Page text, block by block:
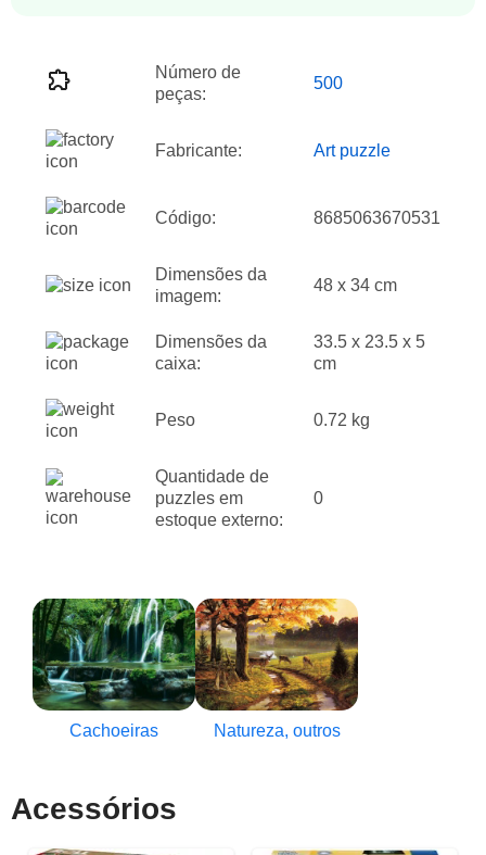
Número de
peças:
500
Fabricante: Art puzzle
Código: 8685063670531
Dimensões da
imagem:
48 x 34 cm
Dimensões da
caixa:
33.5 x 23.5 x 5
cm
Peso 0.72 kg
Quantidade de
puzzles em
estoque externo:
0
Cachoeiras Natureza, outros
Acessórios